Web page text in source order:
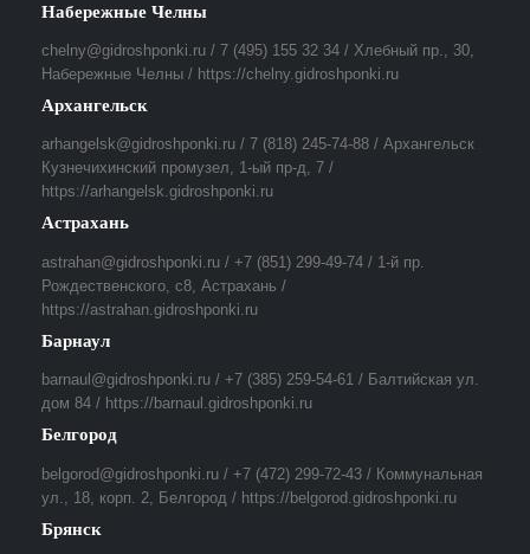
Набережные Челны
chelny@gidroshponki.ru / 7 (495) 155 32 34 / Хлебный пр., 30,
Набережные Челны / https://chelny.gidroshponki.ru
Архангельск
arhangelsk@gidroshponki.ru / 7 (818) 245-74-88 / Архангельск
Кузнечихинский промузел, 1-ый пр-д, 7 /
https://arhangelsk.gidroshponki.ru
Астрахань
astrahan@gidroshponki.ru / +7 (851) 299-49-74 / 1-й пр.
Рождественского, с8, Астрахань /
https://astrahan.gidroshponki.ru
Барнаул
barnaul@gidroshponki.ru / +7 (385) 259-54-61 / Балтийская ул.
дом 84 / https://barnaul.gidroshponki.ru
Белгород
belgorod@gidroshponki.ru / +7 (472) 299-72-43 / Коммунальная
ул., 18, корп. 2, Белгород / https://belgorod.gidroshponki.ru
Брянск